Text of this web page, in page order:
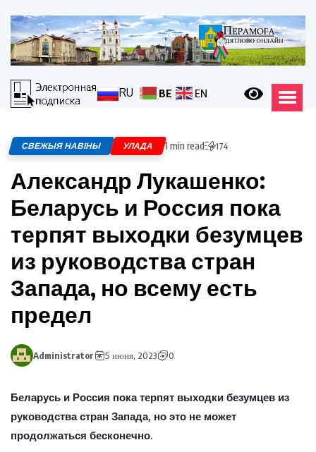
RU BE EN
СВЕЖЫЯ НАВІНЫ УЛАДА 1 min read 174
Александр Лукашенко:
Беларусь и Россия пока
терпят выходки безумцев
из руководства стран
Запада, но всему есть
предел
Administrator 5 июня, 2023 0
Беларусь и Россия пока терпят выходки безумцев из
руководства стран Запада, но это не может
продолжаться бесконечно.